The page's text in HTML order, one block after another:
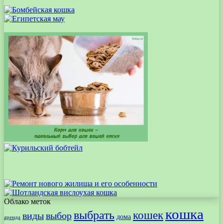
Облако меток
аренда видывыборвыбрать дома кошеккошка